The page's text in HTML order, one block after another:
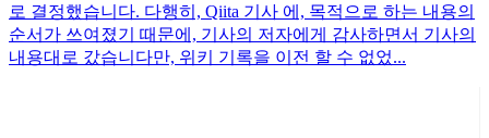
로 결정했습니다. 다행히, Qiita 기사 에, 목적으로 하는 내용의
순서가 쓰여졌기 때문에, 기사의 저자에게 감사하면서 기사의
내용대로 갔습니다만, 위키 기록을 이전 할 수 없었...